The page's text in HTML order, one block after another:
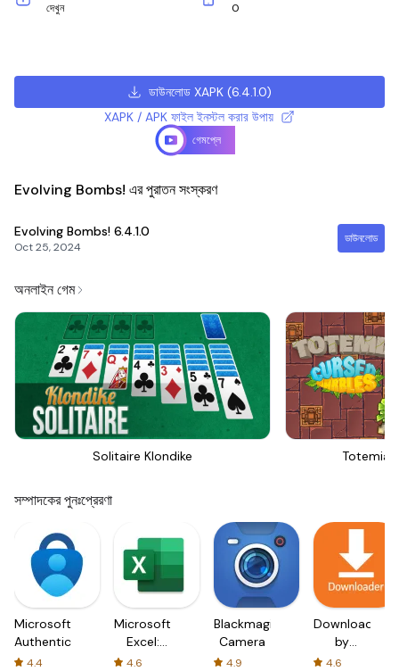
দেখুন 0
ডাউনলোড XAPK(6.4.1.0)
XAPK / APK ফাইল ইনস্টল করার উপায়
গেমপ্লে
Evolving Bombs! এর পুরাতন সংস্করণ
Evolving Bombs! 6.4.1.0
Oct 25, 2024
ডাউনলোড
অনলাইন গেম
Solitaire Klondike Totemia
সম্পাদকের পুনঃপ্রেরণা
Microsoft
Authenticator
4.4
Microsoft
Excel:
Spreadsheets
4.6
Blackmagic
Camera
4.9
Downloader
by
AFTVnews
4.6